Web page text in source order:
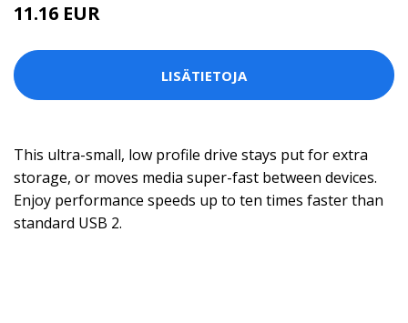
11.16 EUR
LISÄTIETOJA
This ultra-small, low profile drive stays put for extra
storage, or moves media super-fast between devices.
Enjoy performance speeds up to ten times faster than
standard USB 2.